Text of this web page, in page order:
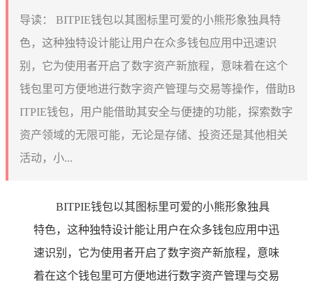
导读：
BITPIE钱包以其图标里可爱的小熊形象独具特
色，这种独特设计能让用户在众多钱包应用中迅速识
别，它为使用者开启了数字资产新旅程，意味着在这个
钱包里可方便地进行数字资产管理与交易等操作，借助B
ITPIE钱包，用户能借助其安全与便捷的功能，探索数字
资产领域的无限可能，无论是存储、投资还是其他相关
活动，小...
BITPIE钱包以其图标里可爱的小熊形象独具
特色，这种独特设计能让用户在众多钱包应用中迅
速识别，它为使用者开启了数字资产新旅程，意味
着在这个钱包里可方便地进行数字资产管理与交易